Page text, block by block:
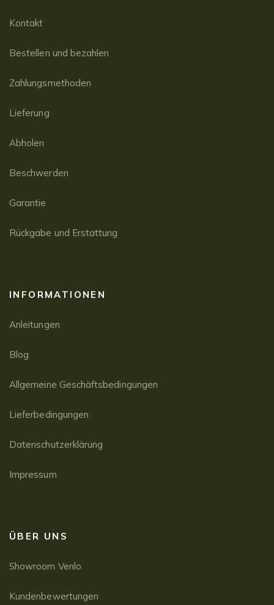
Kontakt
Bestellen und bezahlen
Zahlungsmethoden
Lieferung
Abholen
Beschwerden
Garantie
Rückgabe und Erstattung
INFORMATIONEN
Anleitungen
Blog
Allgemeine Geschäftsbedingungen
Lieferbedingungen
Datenschutzerklärung
Impressum
ÜBER UNS
Showroom Venlo
Kundenbewertungen